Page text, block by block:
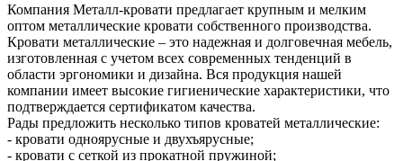
Компания Металл-кровати предлагает крупным и мелким
оптом металлические кровати собственного производства.
Кровати металлические – это надежная и долговечная мебель,
изготовленная с учетом всех современных тенденций в
области эргономики и дизайна. Вся продукция нашей
компании имеет высокие гигиенические характеристики, что
подтверждается сертификатом качества.
Рады предложить несколько типов кроватей металлические:
- кровати одноярусные и двухъярусные;
- кровати с сеткой из прокатной пружиной;